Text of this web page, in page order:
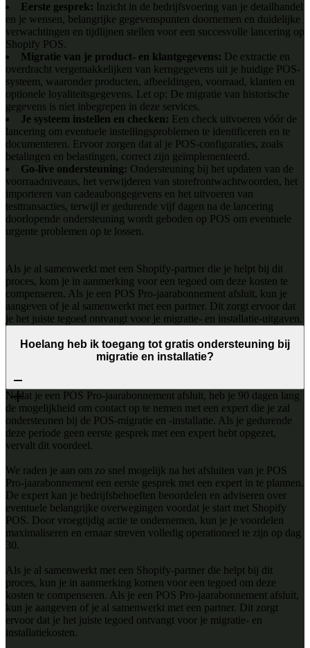
Eerste gesprek: Inzicht in de bedrijfsvoering van je detailhandel
en je wensen, belangrijke gegevenspunten doornemen en duidelijke
verwachtingen en tijdlijnen stellen voor een succesvolle lancering op
Shopify POS.
Migratie van je product- en klantgegevens: De extractie en
overdracht vergemakkelijken van kerngegevens uit je huidige POS-
systeem, waaronder producten, afbeeldingen, voorraad, klanten en
optionele loyaliteitsgegevens. Let op: De migratie van historische
gegevens is niet inbegrepen in deze services.
Je systeem instellen en checken: Een check uitvoeren vóór de
lancering om eventuele instellingsproblemen te identificeren en te
documenteren. Ervoor zorgen dat al je POS-configuraties, zoals
betalingen en belastingen, correct zijn geïmplementeerd.
Go-live ondersteuning: Ondersteuning bij het updaten van de
voorraadniveaus, het verwijderen van storefrontwachtwoorden, het
importeren van cadeaubongegevens en het uitvoeren van
testtransacties, terwijl er gedurende vijf dagen na de lancering
doorlopende ondersteuning wordt geboden op POS om eventuele
urgente problemen op te lossen.
Als je al samenwerkt met een Shopify-partner die je helpt bij dit
proces, kom je in aanmerking voor een tegoed om deze kosten te
compenseren. Als je een POS Pro-jaarabonnement afsluit, kun je
aangeven of je al samenwerkt met een partner. Dit zorgt ervoor dat
je het juiste tegoed ontvangt voor je migratie- en installatie-uitgaven.
Hoelang heb ik toegang tot gratis ondersteuning bij
migratie en installatie?
Nadat je een POS Pro-jaarabonnement afsluit, heb je 90 dagen lang
de mogelijkheid om contact op te nemen met een expert die je zal
ondersteunen bij de POS-migratie en -installatie. Als je gedurende
deze periode geen eerste gesprek met een expert hebt opgezet,
vervalt dit voordeel.
We raden je aan om zo snel mogelijk na het afsluiten van je POS
Pro-jaarabonnement een eerste gesprek met een expert in te plannen.
De expert kan je bedrijfsbehoeften beoordelen en adviseren over
eventuele belangrijke overwegingen voordat je start met Shopify
POS. Door vroegtijdig actie te ondernemen, kun je je voordelen
maximaliseren en ernaar streven volledig operationeel te zijn op dag
30.
Als je al samenwerkt met een Shopify-partner die helpt bij dit
proces, kun je in aanmerking komen voor een tegoed om deze
kosten te compenseren. Als je een POS Pro-jaarabonnement afsluit,
kun je aangeven of je al samenwerkt met een partner. Dit zorgt
ervoor dat je het juiste tegoed ontvangt voor je migratie- en
installatiekosten.